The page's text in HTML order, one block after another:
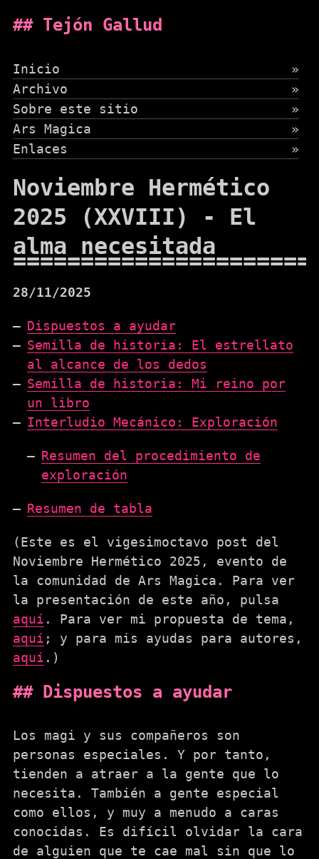
Tejón Gallud
Inicio
»
Archivo
»
Sobre este sitio
»
Ars Magica
»
Enlaces
»
Noviembre Hermético
2025 (XXVIII) - El
alma necesitada
28/11/2025
Dispuestos a ayudar
Semilla de historia: El estrellato
al alcance de los dedos
Semilla de historia: Mi reino por
un libro
Interludio Mecánico: Exploración
Resumen del procedimiento de
exploración
Resumen de tabla
(Este es el vigesimoctavo post del
Noviembre Hermético 2025, evento de
la comunidad de Ars Magica. Para ver
la presentación de este año, pulsa
aquí . Para ver mi propuesta de tema,
aquí ; y para mis ayudas para autores,
aquí .)
Dispuestos a ayudar
Los magi y sus compañeros son
personas especiales. Y por tanto,
tienden a atraer a la gente que lo
necesita. También a gente especial
como ellos, y muy a menudo a caras
conocidas. Es difícil olvidar la cara
de alguien que te cae mal sin que lo